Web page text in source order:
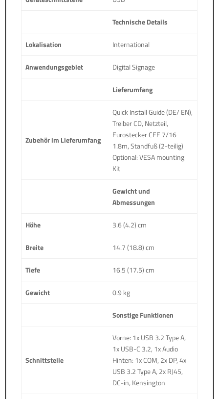
Technische Details
Lokalisation International
Anwendungsgebiet Digital Signage
Lieferumfang
Zubehör im Lieferumfang
Quick Install Guide (DE/ EN),
Treiber CD, Netzteil,
Eurostecker CEE 7/16
1.8m, Standfuß (2-teilig)
Optional: VESA mounting
Kit
Gewicht und
Abmessungen
Höhe 3.6 (4.2) cm
Breite 14.7 (18.8) cm
Tiefe 16.5 (17.5) cm
Gewicht 0.9 kg
Sonstige Funktionen
Schnittstelle
Vorne: 1x USB 3.2 Type A,
1x USB-C 3.2, 1x Audio
Hinten: 1x COM, 2x DP, 4x
USB 3.2 Type A, 2x RJ45,
DC-in, Kensington